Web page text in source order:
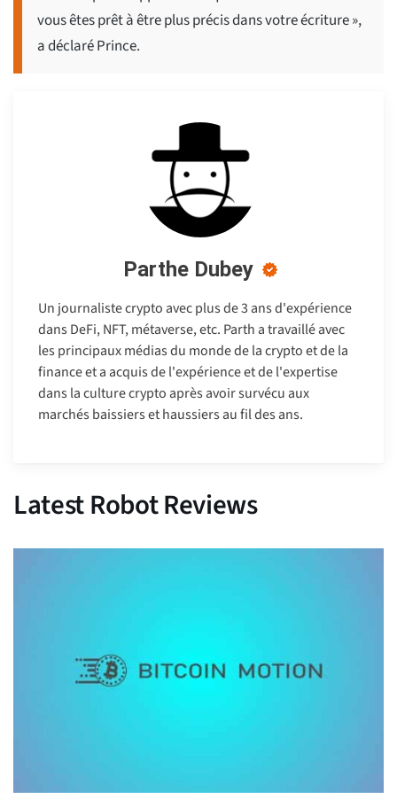
vous êtes prêt à être plus précis dans votre écriture »,
a déclaré Prince.
Parthe Dubey
Un journaliste crypto avec plus de 3 ans d'expérience
dans DeFi, NFT, métaverse, etc. Parth a travaillé avec
les principaux médias du monde de la crypto et de la
finance et a acquis de l'expérience et de l'expertise
dans la culture crypto après avoir survécu aux
marchés baissiers et haussiers au fil des ans.
Latest Robot Reviews